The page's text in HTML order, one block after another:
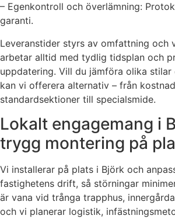
– Egenkontroll och överlämning:
garanti.
Leveranstider styrs av omfattning och
arbetar alltid med tydlig tidsplan och
uppdatering. Vill du jämföra olika
kan vi offerera alternativ – från
standardsektioner till specialsmide.
Lokalt engagemang i
trygg montering på
Vi installerar på plats i Björk och
fastighetens drift, så störningar
är vana vid trånga trapphus,
och vi planerar logistik,